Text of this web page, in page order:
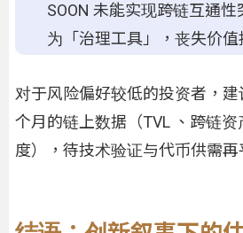
SOON 未能实现跨链互通
为「治理工具」，丧失价值
对于风险偏好较低的投资者，
个月的链上数据（TVL 、跨链
度），待技术验证与代币供需再